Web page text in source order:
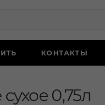
КОНТАКТЫ
0,75л